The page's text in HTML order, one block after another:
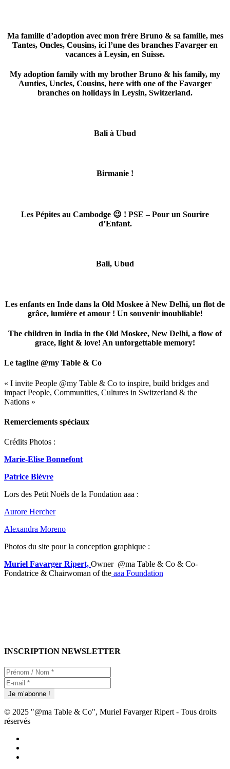
Ma famille d’adoption avec mon frère Bruno & sa famille, mes
Tantes, Oncles, Cousins, ici l’une des branches Favarger en
vacances à Leysin, en Suisse.
My adoption family with my brother Bruno & his family, my
Aunties, Uncles, Cousins, here with one of the Favarger
branches on holidays in Leysin, Switzerland.
Bali à Ubud
Birmanie !
Les Pépites au Cambodge 😉 ! PSE – Pour un Sourire
d’Enfant.
Bali, Ubud
Les enfants en Inde dans la Old Moskee à New Delhi, un flot de
grâce, lumière et amour ! Un souvenir inoubliable!
The children in India in the Old Moskee, New Delhi, a flow of
grace, light & love! An unforgettable memory!
Le tagline @my Table & Co
« I invite People @my Table & Co to inspire, build bridges and
impact People, Communities, Cultures in Switzerland & the
Nations »
Remerciements spéciaux
Crédits Photos :
Marie-Elise Bonnefont
Patrice Bièvre
Lors des Petit Noëls de la Fondation aaa :
Aurore Hercher
Alexandra Moreno
Photos du site pour la conception graphique :
Muriel Favarger Ripert, Owner @ma Table & Co & Co-
Fondatrice & Chairwoman of the aaa Foundation
INSCRIPTION NEWSLETTER
© 2025 "@ma Table & Co", Muriel Favarger Ripert - Tous droits
réservés